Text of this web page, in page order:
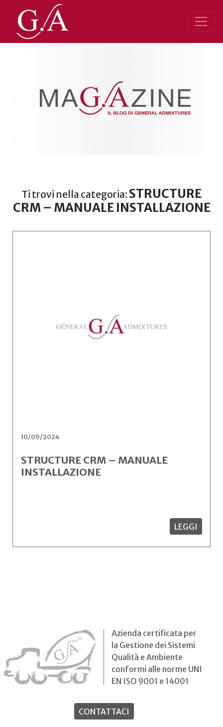
Ti trovi nella categoria: STRUCTURE
CRM – MANUALE INSTALLAZIONE
10/09/2024
STRUCTURE CRM – MANUALE
INSTALLAZIONE
LEGGI
Azienda certificata per
la Gestione dei Sistemi
Qualità e Ambiente
conformi alle norme UNI
EN ISO 9001 e 14001
CONTATTACI